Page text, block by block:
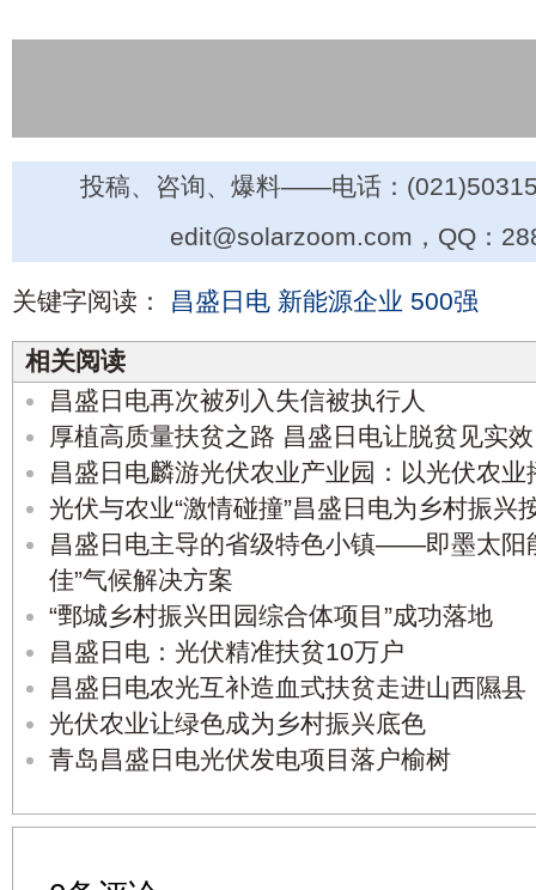
投稿、咨询、爆料——电话：
edit@solarzoom.com，QQ：
关键字阅读： 昌盛日电 新能源企业 500强
相关阅读
昌盛日电再次被列入失信被执行人
厚植高质量扶贫之路 昌盛日电让脱贫见实效
昌盛日电麟游光伏农业产业园：以光伏农业
光伏与农业“激情碰撞”昌盛日电为乡村振兴
昌盛日电主导的省级特色小镇——即墨太阳
佳”气候解决方案
“鄄城乡村振兴田园综合体项目”成功落地
昌盛日电：光伏精准扶贫10万户
昌盛日电农光互补造血式扶贫走进山西隰县
光伏农业让绿色成为乡村振兴底色
青岛昌盛日电光伏发电项目落户榆树